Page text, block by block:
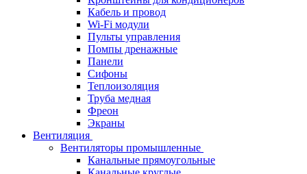
Кабель и провод
Wi-Fi модули
Пульты управления
Помпы дренажные
Панели
Сифоны
Теплоизоляция
Труба медная
Фреон
Экраны
Вентиляция
Вентиляторы промышленные
Канальные прямоугольные